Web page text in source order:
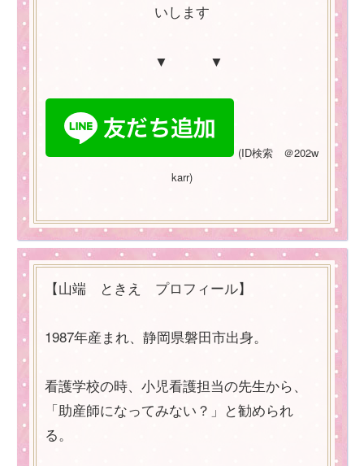
いします
▼ ▼
(ID検索 ＠202w
karr)
【山端 ときえ プロフィール】
1987年産まれ、静岡県磐田市出身。
看護学校の時、小児看護担当の先生から、
「助産師になってみない？」と勧められ
る。